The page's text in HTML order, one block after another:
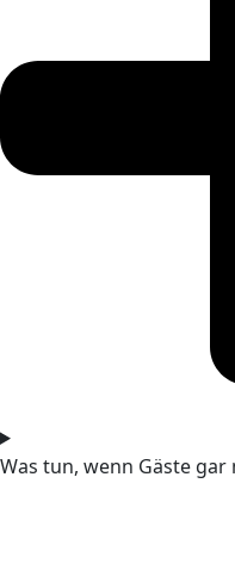
Was tun, wenn Gäste